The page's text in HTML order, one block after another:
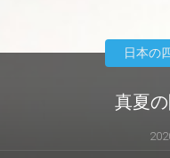
真夏
日本の